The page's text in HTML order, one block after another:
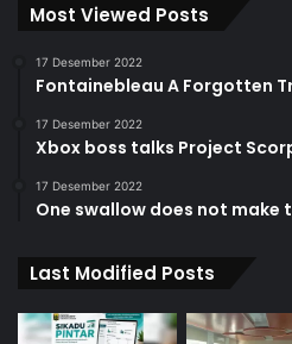
Most Viewed Posts
17 Desember 2022
Fontainebleau A Forgotten
17 Desember 2022
Xbox boss talks Project
17 Desember 2022
One swallow does not make
Last Modified Posts